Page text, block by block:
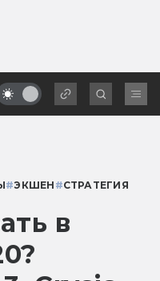
#ЭКШЕН #СТРАТЕГИЯ
в